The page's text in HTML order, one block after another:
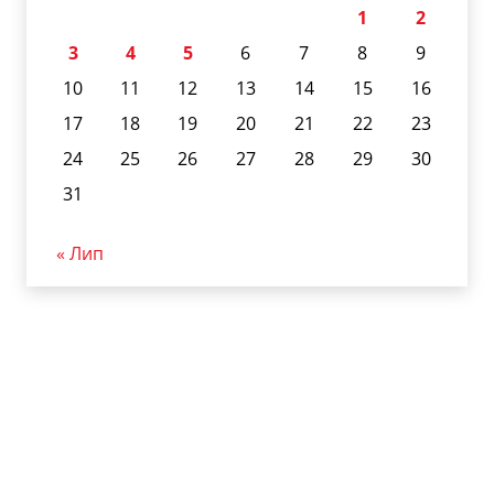
1
2
3
4 5 6 7 8
9
10
11 12 13 14 15
16
17
18 19 20 21 22
23
24
25 26 27 28 29
30
31
« Лип